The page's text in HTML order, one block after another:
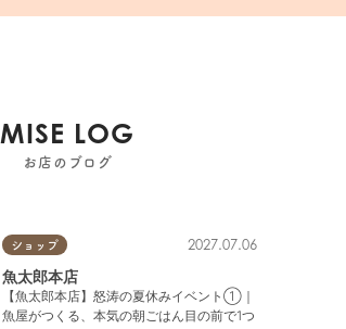
MISE LOG
お店のブログ
ショップ 2027.07.06
魚太郎本店
【魚太郎本店】怒涛の夏休みイベント①｜
魚屋がつくる、本気の朝ごはん目の前で1つ